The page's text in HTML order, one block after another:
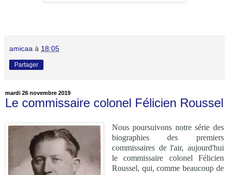
amicaa à 18:05
Partager
mardi 26 novembre 2019
Le commissaire colonel Félicien Roussel
Nous poursuivons notre série des
biographies des premiers
commissaires de l'air, aujourd'hui
le commissaire colonel Félicien
Roussel, qui, comme beaucoup de